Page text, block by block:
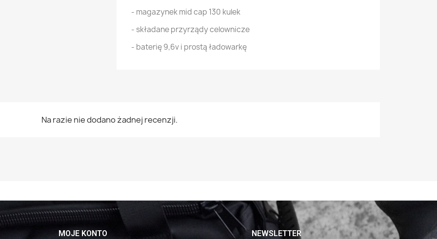
- magazynek mid cap 130 kulek
- składane przyrządy celownicze
- baterię 9,6v i prostą ładowarkę
Na razie nie dodano żadnej recenzji.
MOJE KONTO NEWSLETTER